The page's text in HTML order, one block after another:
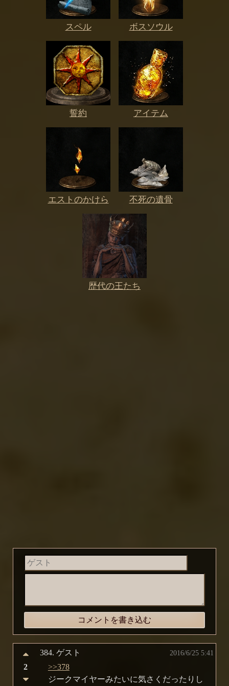
スペル ボスソウル
誓約 アイテム
エストのかけら 不死の遺骨
歴代の王たち
384. ゲスト 2016/6/25 5:41
>>378
ジークマイヤーみたいに気さくだったりし
2